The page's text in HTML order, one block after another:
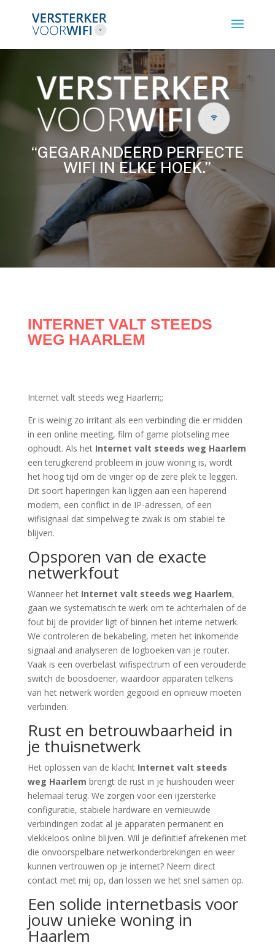
“GEGARANDEERD PERFECTE
WIFI IN ELKE HOEK.”
INTERNET VALT STEEDS
WEG HAARLEM
Internet valt steeds weg Haarlem;;
Er is weinig zo irritant als een verbinding die er midden
in een online meeting, film of game plotseling mee
ophoudt. Als het Internet valt steeds weg Haarlem
een terugkerend probleem in jouw woning is, wordt
het hoog tijd om de vinger op de zere plek te leggen.
Dit soort haperingen kan liggen aan een haperend
modem, een conflict in de IP-adressen, of een
wifisignaal dat simpelweg te zwak is om stabiel te
blijven.
Opsporen van de exacte
netwerkfout
Wanneer het Internet valt steeds weg Haarlem,
gaan we systematisch te werk om te achterhalen of de
fout bij de provider ligt of binnen het interne netwerk.
We controleren de bekabeling, meten het inkomende
signaal and analyseren de logboeken van je router.
Vaak is een overbelast wifispectrum of een verouderde
switch de boosdoener, waardoor apparaten telkens
van het netwerk worden gegooid en opnieuw moeten
verbinden.
Rust en betrouwbaarheid in
je thuisnetwerk
Het oplossen van de klacht Internet valt steeds
weg Haarlem brengt de rust in je huishouden weer
helemaal terug. We zorgen voor een ijzersterke
configuratie, stabiele hardware en vernieuwde
verbindingen zodat al je apparaten permanent en
vlekkeloos online blijven. Wil je definitief afrekenen met
die onvoorspelbare netwerkonderbrekingen en weer
kunnen vertrouwen op je internet? Neem direct
contact met mij op, dan lossen we het snel samen op.
Een solide internetbasis voor
jouw unieke woning in
Haarlem